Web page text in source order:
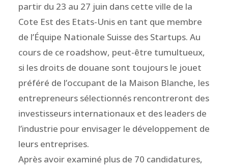
partir du 23 au 27 juin dans cette ville de la
Cote Est des Etats-Unis en tant que membre
de l’Équipe Nationale Suisse des Startups. Au
cours de ce roadshow, peut-être tumultueux,
si les droits de douane sont toujours le jouet
préféré de l’occupant de la Maison Blanche, les
entrepreneurs sélectionnés rencontreront des
investisseurs internationaux et des leaders de
l’industrie pour envisager le développement de
leurs entreprises.
Après avoir examiné plus de 70 candidatures,